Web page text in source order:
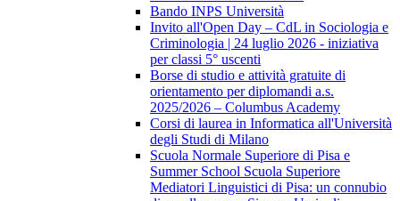
Bando INPS Università
Invito all'Open Day – CdL in Sociologia e
Criminologia | 24 luglio 2026 - iniziativa
per classi 5° uscenti
Borse di studio e attività gratuite di
orientamento per diplomandi a.s.
2025/2026 – Columbus Academy
Corsi di laurea in Informatica all'Università
degli Studi di Milano
Scuola Normale Superiore di Pisa e
Summer School Scuola Superiore
Mediatori Linguistici di Pisa: un connubio